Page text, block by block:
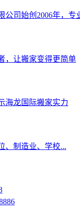
公司始创2006年，
，让搬家变得更简单
海龙国际搬家实力
、制造业、学校...